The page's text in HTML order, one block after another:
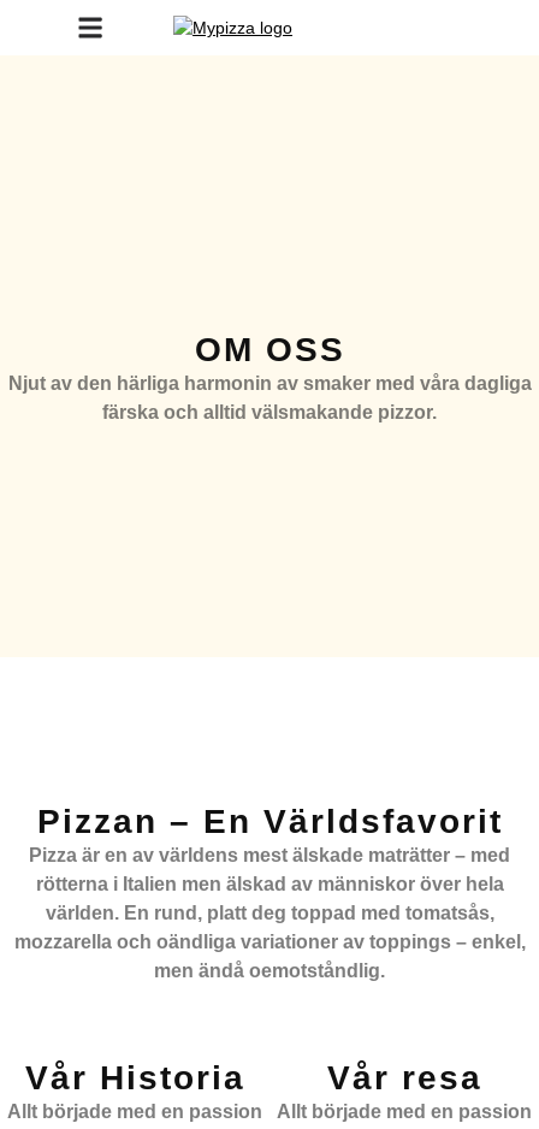
OM OSS
Njut av den härliga harmonin av smaker med våra dagliga
färska och alltid välsmakande pizzor.
Pizzan – En Världsfavorit
Pizza är en av världens mest älskade maträtter – med
rötterna i Italien men älskad av människor över hela
världen. En rund, platt deg toppad med tomatsås,
mozzarella och oändliga variationer av toppings – enkel,
men ändå oemotståndlig.
Vår Historia
Allt började med en passion
Vår resa
Allt började med en passion